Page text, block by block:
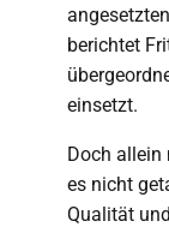
berichtet
einsetzt.
Doch
es nicht
Qualität